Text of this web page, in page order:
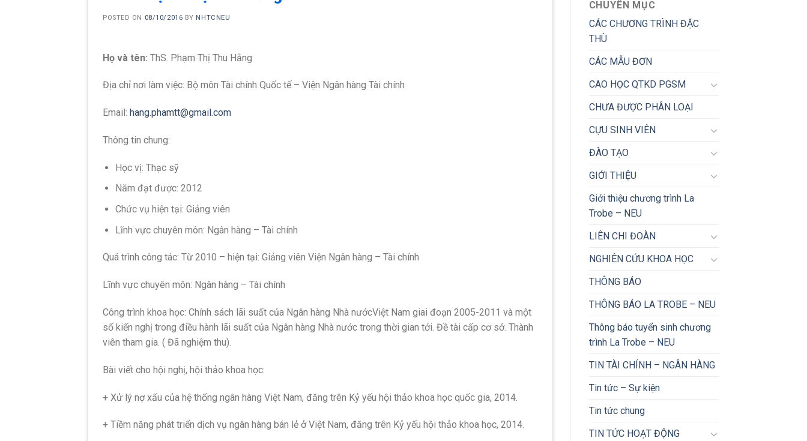
POSTED ON 08/10/2016 BY NHTCNEU
Họ và tên: ThS. Phạm Thị Thu Hằng
Địa chỉ nơi làm việc: Bộ môn Tài chính Quốc tế – Viện Ngân hàng Tài chính
Email: hang.phamtt@gmail.com
Thông tin chung:
Học vị: Thạc sỹ
Năm đạt được: 2012
Chức vụ hiện tại: Giảng viên
Lĩnh vực chuyên môn: Ngân hàng – Tài chính
Quá trình công tác: Từ 2010 – hiện tại: Giảng viên Viện Ngân hàng – Tài chính
Lĩnh vực chuyên môn: Ngân hàng – Tài chính
Công trình khoa học: Chính sách lãi suất của Ngân hàng Nhà nướcViệt Nam giai đoạn 2005-2011 và một
số kiến nghị trong điều hành lãi suất của Ngân hàng Nhà nước trong thời gian tới. Đề tài cấp cơ sở. Thành
viên tham gia. ( Đã nghiệm thu).
Bài viết cho hội nghị, hội thảo khoa học:
+ Xử lý nợ xấu của hệ thống ngân hàng Việt Nam, đăng trên Kỷ yếu hội thảo khoa học quốc gia, 2014.
+ Tiềm năng phát triển dịch vụ ngân hàng bán lẻ ở Việt Nam, đăng trên Kỷ yếu hội thảo khoa học, 2014.
CHUYÊN MỤC
CÁC CHƯƠNG TRÌNH ĐẶC
THÙ
CÁC MẪU ĐƠN
CAO HỌC QTKD PGSM
CHƯA ĐƯỢC PHÂN LOẠI
CỰU SINH VIÊN
ĐÀO TẠO
GIỚI THIỆU
Giới thiệu chương trình La
Trobe – NEU
LIÊN CHI ĐOÀN
NGHIÊN CỨU KHOA HỌC
THÔNG BÁO
THÔNG BÁO LA TROBE – NEU
Thông báo tuyển sinh chương
trình La Trobe – NEU
TIN TÀI CHÍNH – NGÂN HÀNG
Tin tức – Sự kiện
Tin tức chung
TIN TỨC HOẠT ĐỘNG